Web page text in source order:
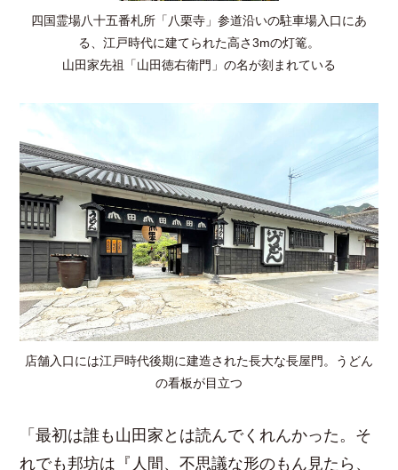
四国霊場八十五番札所「八栗寺」参道沿いの駐車場入口にあ
る、江戸時代に建てられた高さ3mの灯篭。
山田家先祖「山田徳右衛門」の名が刻まれている
店舗入口には江戸時代後期に建造された長大な長屋門。うどん
の看板が目立つ
「最初は誰も山田家とは読んでくれんかった。そ
れでも邦坊は『人間、不思議な形のもん見たら、